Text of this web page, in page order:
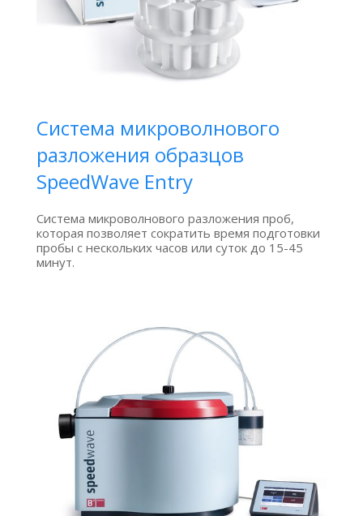
Система микроволнового
разложения образцов
SpeedWave Entry
Система микроволнового разложения проб,
которая позволяет сократить время подготовки
пробы с нескольких часов или суток до 15-45
минут.